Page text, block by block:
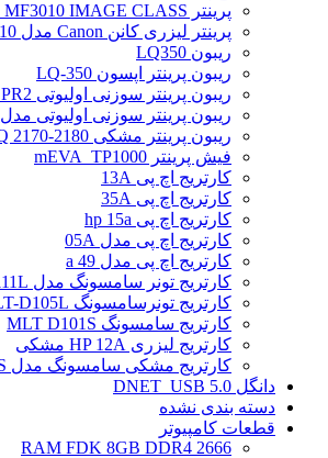
پرینتر CANON MF3010 IMAGE CLASS
پرینتر لیزری کانن Canon مدل MF3010
ریبون LQ350
ریبون پرینتر اپسون LQ-350
ریبون پرینتر سوزنی اولیوتی Olivetti PR2
ریبون پرینتر سوزنی اولیوتی مدل PR4 برند Superprints
ریبون پرینتر مشکی Ribbon EPSON LQ 2170-2180
فیش پرینتر mEVA_TP1000
کارتریج اچ پی 13A
کارتریج اچ پی 35A
کارتریج اچ پی hp 15a
کارتریج اچ پی مدل 05A
کارتریج اچ پی مدل 49 a
کارتریج تونر سامسونگ مدل Samsung MLT-D111L
کارتریج تونرسامسونگ Samsung MLT-D105L
کارتریج سامسونگ MLT D101S
کارتریج لیزری HP 12A مشکی
کارتریج مشکی سامسونگ مدل MLT-D117S
دانگل DNET_USB 5.0
دسته بندی نشده
قطعات کامپیوتر
RAM FDK 8GB DDR4 2666